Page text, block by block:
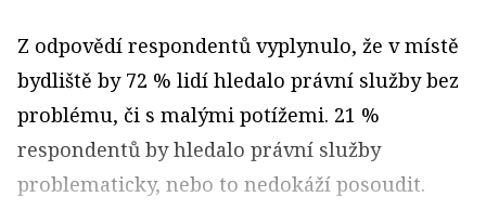
Z odpovědí respondentů vyplynulo, že v místě
bydliště by 72 % lidí hledalo právní služby bez
problému, či s malými potížemi. 21 %
respondentů by hledalo právní služby
problematicky, nebo to nedokáží posoudit.